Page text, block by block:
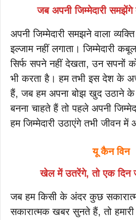
जब अपनी जिम्मेदारी
अपनी जिम्मेदारी समझने वाला
इल्जाम नहीं लगाता। जिम्मेदारी
सिर्फ सपने नहीं देखता, उन सपनों
भी करता है। हम तभी इस देश के
हैं, जब हम अपना बोझ खुद उठाने के
बनना चाहते हैं तो पहले अपनी
हम जिम्मेदारी उठाएंगे तभी जीवन में
यू कैन विन
खेल में उतरेंगे, तो एक दिन
जब हम किसी के अंदर कुछ
सकारात्मक खबर सुनते हैं, तो